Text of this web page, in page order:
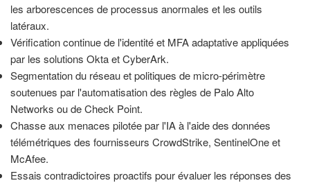
les arborescences de processus anormales et les outils
latéraux.
Vérification continue de l'identité et MFA adaptative appliquées
par les solutions Okta et CyberArk.
Segmentation du réseau et politiques de micro-périmètre
soutenues par l'automatisation des règles de Palo Alto
Networks ou de Check Point.
Chasse aux menaces pilotée par l'IA à l'aide des données
télémétriques des fournisseurs CrowdStrike, SentinelOne et
McAfee.
Essais contradictoires proactifs pour évaluer les réponses des